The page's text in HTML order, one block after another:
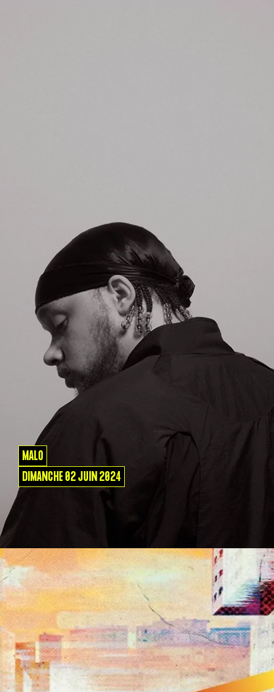
MALO
DIMANCHE 02 JUIN 2024
« Froid comme dehors », c’est avec ce single et ce
premier projet que Malo s’est fait connaître en 2021.
C’est un peu le lien entre rap français et hip-hop US. Le
rappeur du Val d’Oise tire aussi bien une musique
influencée par les productions américaines que des
textes ciselés dans la plus pure tradition du rap